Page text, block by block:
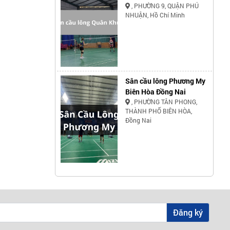
, PHƯỜNG 9, QUẬN PHÚ
NHUẬN, Hồ Chí Minh
Sân cầu lông Phương My
Biên Hòa Đồng Nai
, PHƯỜNG TÂN PHONG,
THÀNH PHỐ BIÊN HÒA,
Đồng Nai
Đăng ký